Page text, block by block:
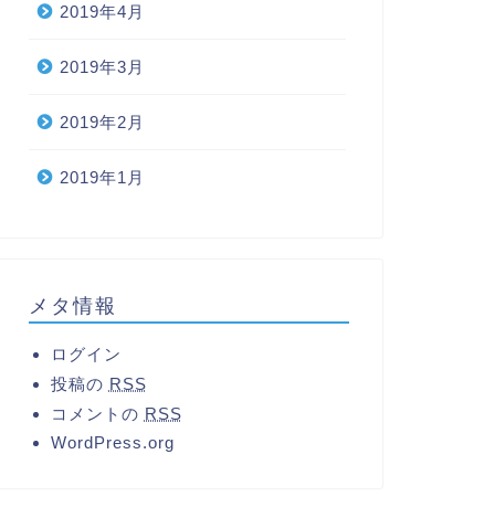
2019年4月
2019年3月
2019年2月
2019年1月
メタ情報
ログイン
投稿の RSS
コメントの RSS
WordPress.org